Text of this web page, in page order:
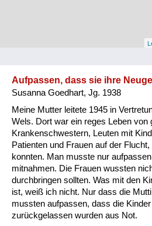
Vorarlberg
Kategorie
Frauen,
Aufpassen, dass sie ihre
Susanna Goedhart, Jg. 1938
Meine Mutter leitete 1945 in
Wels. Dort war ein reges Leben von
Krankenschwestern, Leuten mit
Patienten und Frauen auf der
konnten. Man musste nur
mitnahmen. Die Frauen wussten
durchbringen sollten. Was mit den
ist, weiß ich nicht. Nur dass die
mussten aufpassen, dass die
zurückgelassen wurden aus Not.